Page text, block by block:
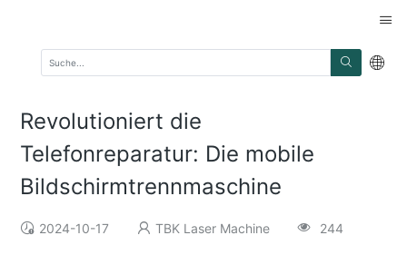
Revolutioniert die
Telefonreparatur: Die mobile
Bildschirmtrennmaschine
2024-10-17 TBK Laser Machine 244